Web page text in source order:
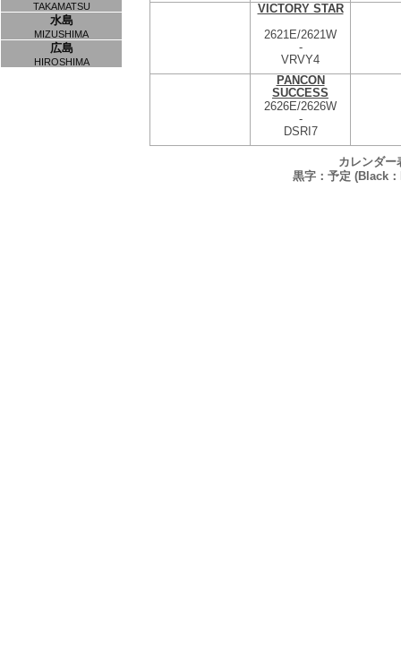
TAKAMATSU
水島
MIZUSHIMA
広島
HIROSHIMA
VICTORY STAR
2621E/2621W
-
VRVY4
PANCON
SUCCESS
2626E/2626W
-
DSRI7
カレンダー
黒字：予定 (Black